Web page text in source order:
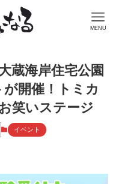
MENU
蔵海岸住宅公園
開催！トミカ
笑いステージ
イベント